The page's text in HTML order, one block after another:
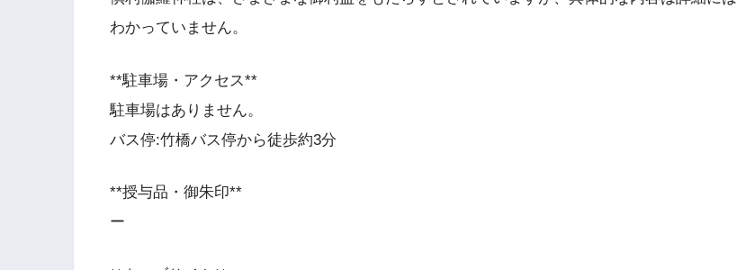
わかっていません。
**駐車場・アクセス**
駐車場はありません。
バス停:竹橋バス停から徒歩約3分
**授与品・御朱印**
ー